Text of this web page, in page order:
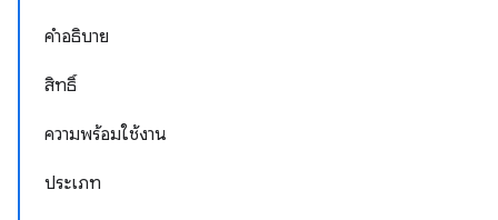
คำอธิบาย
สิทธิ์
ความพร้อมใช้งาน
ประเภท